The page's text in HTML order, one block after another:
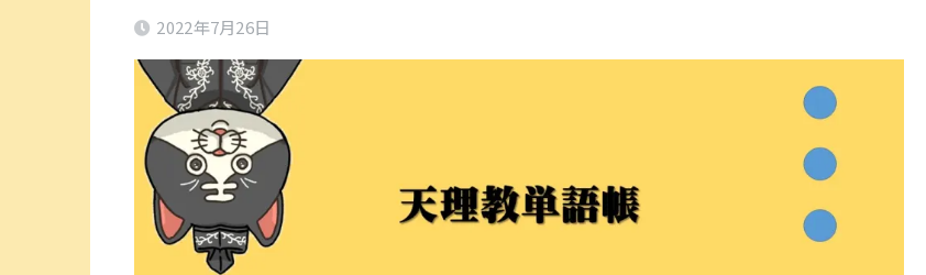
2022年7月26日